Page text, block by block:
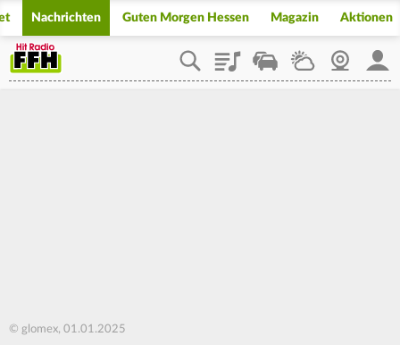
Nachrichten Guten Morgen Hessen Magazin Aktionen
PlaylistStaupilotWetterWebcam
© glomex, 01.01.2025